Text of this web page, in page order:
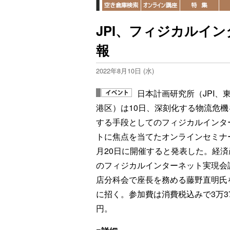
JPI、フィジカルイ
報
2022年8月10日 (水)
日本計画研究所（JPI、
港区）は10日、深刻化する物流危
する手段としてのフィジカルインタ
トに焦点を当てたオンラインセミ
月20日に開催すると発表した。経
のフィジカルインターネット実現会
店分科会で座長を務める藤野直明
に招く。参加費は消費税込みで3万
円。